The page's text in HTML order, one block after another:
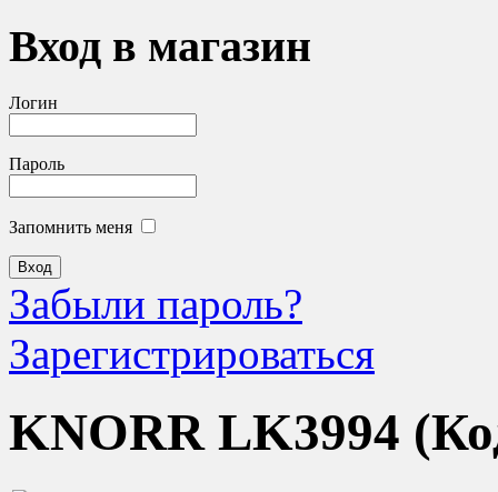
Вход в магазин
Логин
Пароль
Запомнить меня
Забыли пароль?
Зарегистрироваться
KNORR LK3994